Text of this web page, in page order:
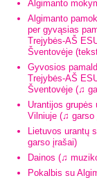
Algimanto
Algimanto
per gyvąsias
Trejybės-AŠ
Šventovėje
Gyvosios
Trejybės-AŠ
Šventovėje (♫
Urantijos grupės
Vilniuje (♫ garso
Lietuvos urantų
garso įrašai)
Dainos (♫
Pokalbis su